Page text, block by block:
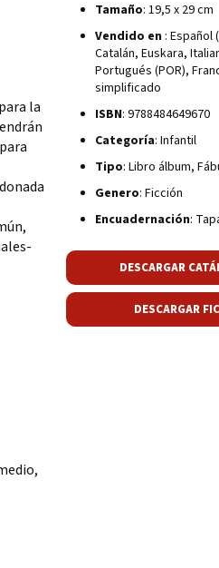
la
Tamaño: 19,5 x 29 cm
Vendido en : Español
Catalán, Euskara,
Portugués (POR),
simplificado
ISBN: 9788484649670
Categoría: Infantil
Tipo: Libro álbum,
Genero: Ficción
Encuadernación:
DESCARGAR
DESCARGAR